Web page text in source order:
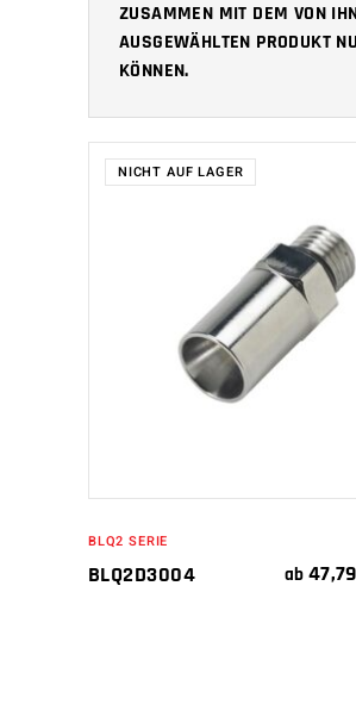
ZUSAMMEN MIT DEM VON
AUSGEWÄHLTEN PRODUKT
KÖNNEN.
NICHT AUF LAGER
WEITERLESEN
BLQ2 SERIE
BLQ2D3004 ab